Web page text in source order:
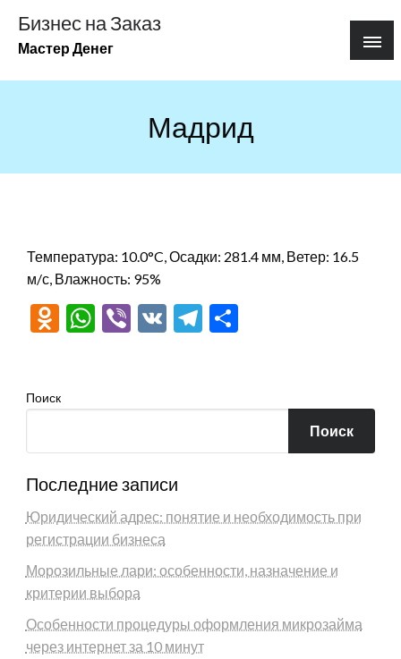
содержимому
Бизнес на Заказ
Мастер Денег
Мадрид
Температура: 10.0°C, Осадки: 281.4 мм, Ветер: 16.5
м/с, Влажность: 95%
Odnoklassniki
WhatsApp
Viber
VK Telegram
Поиск
Поиск
Последние записи
Юридический адрес: понятие и необходимость при
регистрации бизнеса
Морозильные лари: особенности, назначение и
критерии выбора
Особенности процедуры оформления микрозайма
через интернет за 10 минут